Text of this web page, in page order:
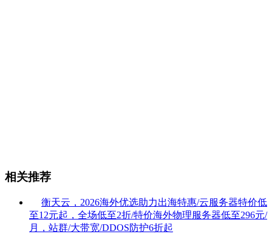
相关推荐
衡天云，2026海外优选助力出海特惠/云服务器特价低
至12元起，全场低至2折/特价海外物理服务器低至296元/
月，站群/大带宽/DDOS防护6折起